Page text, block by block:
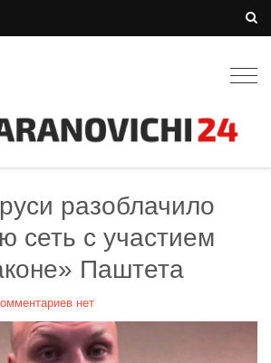
разоблачило
сеть с участием
Паштета
нет